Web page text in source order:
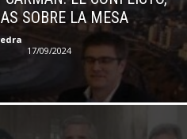
SOBRE LA MESA
17/09/2024